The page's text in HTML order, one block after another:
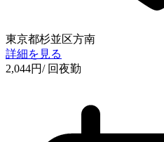
東京都杉並区方南
詳細を見る
2,044円/ 回夜勤